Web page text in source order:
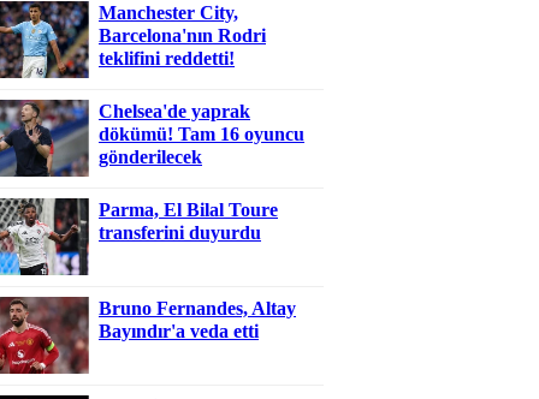
Manchester City,
Barcelona'nın Rodri
teklifini reddetti!
Chelsea'de yaprak
dökümü! Tam 16 oyuncu
gönderilecek
Parma, El Bilal Toure
transferini duyurdu
Bruno Fernandes, Altay
Bayındır'a veda etti